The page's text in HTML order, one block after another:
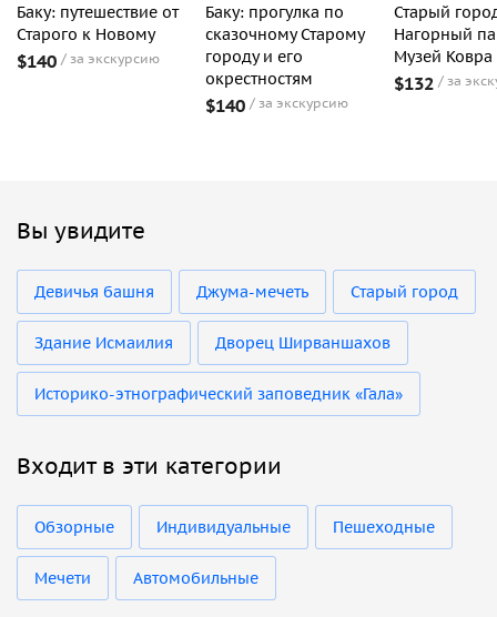
Баку: путешествие от
Старого к Новому
$140 за экскурсию
Баку: прогулка по
сказочному Старому
городу и его
окрестностям
$140 за экскурсию
Старый
Нагорный
Музей Ковра
$132 за
Вы увидите
Девичья башня Джума-мечеть Старый город
Здание Исмаилия Дворец Ширваншахов
Историко-этнографический заповедник «Гала»
Входит в эти категории
Обзорные Индивидуальные Пешеходные
Мечети Автомобильные